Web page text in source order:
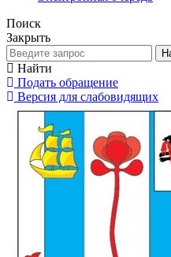
Поиск
Закрыть
Найти
Подать обращение
Версия для слабовидящих